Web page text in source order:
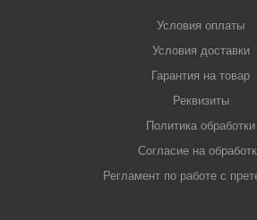
Условия оплаты
Условия доставки
Гарантия на товар
Реквизиты
Политика обработки
Согласие на
Регламент по работе с